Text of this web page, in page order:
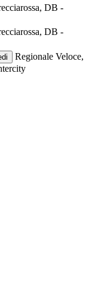
DB -
DB -
Regionale Veloce,